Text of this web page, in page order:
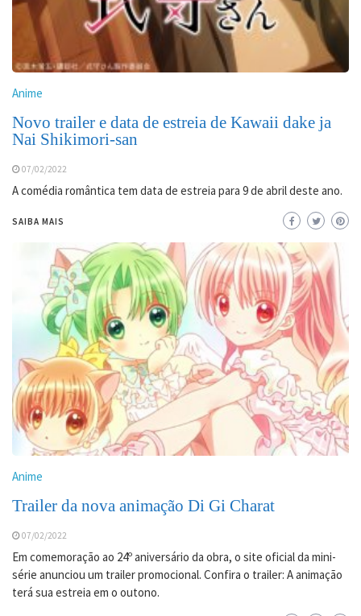
Anime
Novo trailer e data de estreia de Kawaii dake ja
Nai Shikimori-san
07/02/2022
A comédia romântica tem data de estreia para 9 de abril deste ano.
SAIBA MAIS
Anime
Trailer da nova animação Di Gi Charat
07/02/2022
Em comemoração ao 24º aniversário da obra, o site oficial da mini-
série anunciou um trailer promocional. Confira o trailer: A animação
terá sua estreia em o outono.